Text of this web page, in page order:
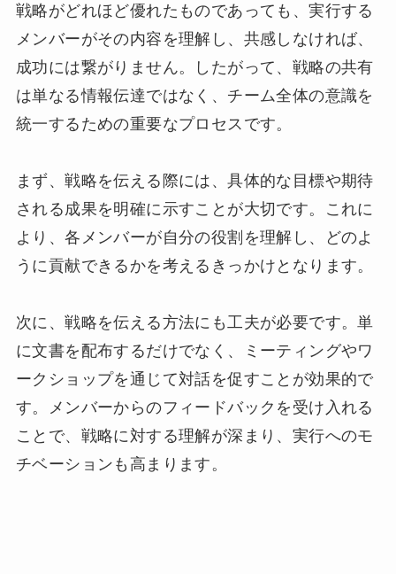
戦略がどれほど優れたものであっても、実行する
メンバーがその内容を理解し、共感しなければ、
成功には繋がりません。したがって、戦略の共有
は単なる情報伝達ではなく、チーム全体の意識を
統一するための重要なプロセスです。
まず、戦略を伝える際には、具体的な目標や期待
される成果を明確に示すことが大切です。これに
より、各メンバーが自分の役割を理解し、どのよ
うに貢献できるかを考えるきっかけとなります。
次に、戦略を伝える方法にも工夫が必要です。単
に文書を配布するだけでなく、ミーティングやワ
ークショップを通じて対話を促すことが効果的で
す。
メンバーからのフィードバックを受け入れる
ことで、戦略に対する理解が深まり、実行へのモ
チベーションも高まります。